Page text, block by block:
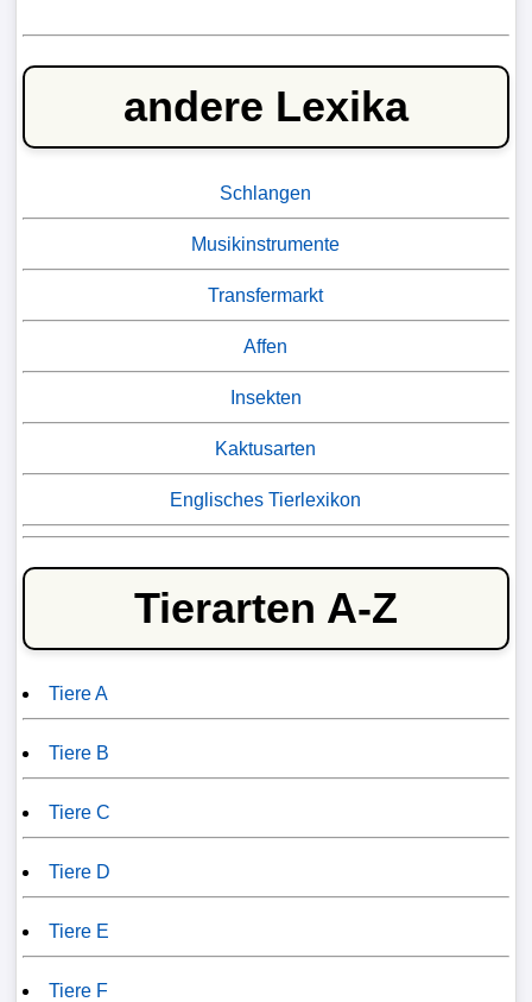
andere Lexika
Schlangen
Musikinstrumente
Transfermarkt
Affen
Insekten
Kaktusarten
Englisches Tierlexikon
Tierarten A-Z
Tiere A
Tiere B
Tiere C
Tiere D
Tiere E
Tiere F